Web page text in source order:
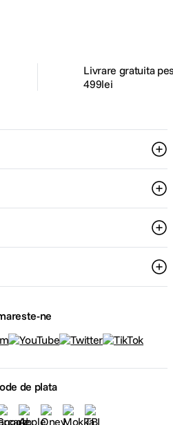
Livrare gratuita
499lei
ne
de plata